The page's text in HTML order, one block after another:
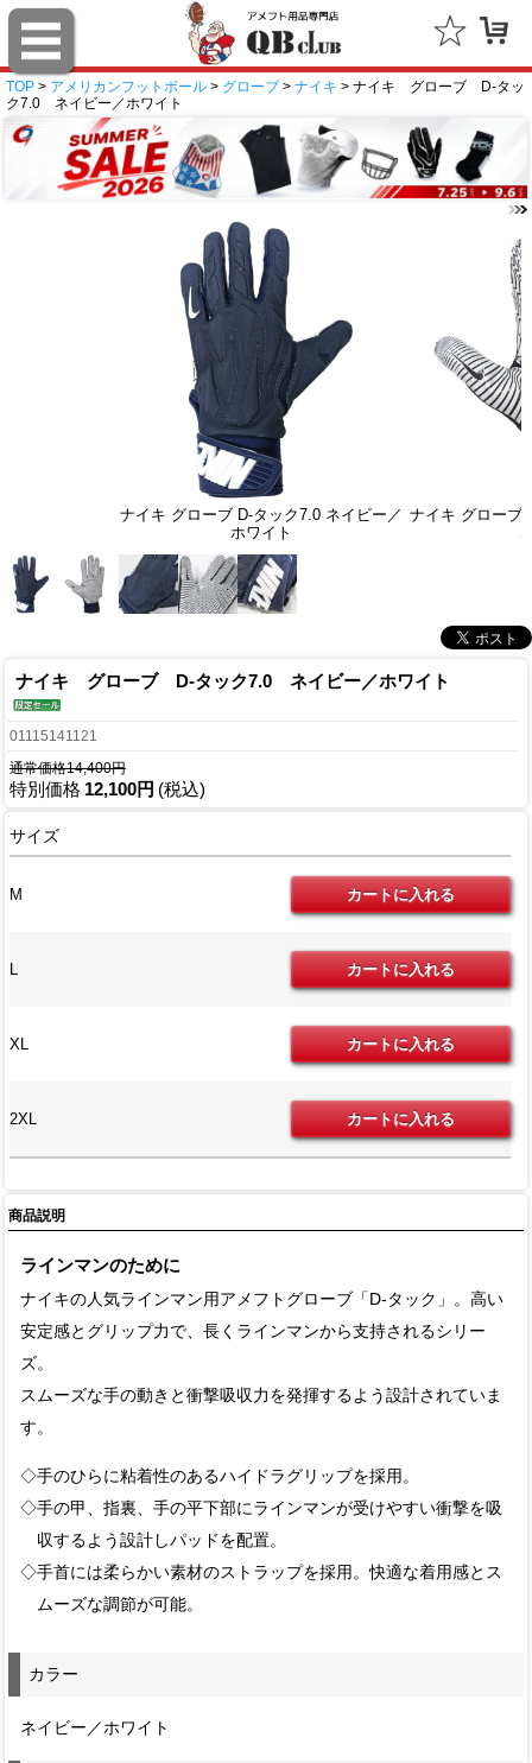
TOP > アメリカンフットボール > グローブ > ナイキ > ナイキ グローブ D-タッ
ク7.0 ネイビー／ホワイト
ナイキ グローブ D-タック7.0 ネイビー／
ホワイト
ナイキ グローブ
ナイキ グローブ D-タック7.0 ネイビー／ホワイト
01115141121
通常価格14,400円
特別価格 12,100円 (税込)
サイズ
M
L
XL
2XL
商品説明
ラインマンのために
ナイキの人気ラインマン用アメフトグローブ「D-タック」。高い
安定感とグリップ力で、長くラインマンから支持されるシリー
ズ。
スムーズな手の動きと衝撃吸収力を発揮するよう設計されていま
す。
◇手のひらに粘着性のあるハイドラグリップを採用。
◇手の甲、指裏、手の平下部にラインマンが受けやすい衝撃を吸
収するよう設計しパッドを配置。
◇手首には柔らかい素材のストラップを採用。快適な着用感とス
ムーズな調節が可能。
カラー
ネイビー／ホワイト